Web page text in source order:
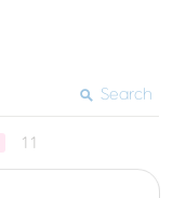
Search
11